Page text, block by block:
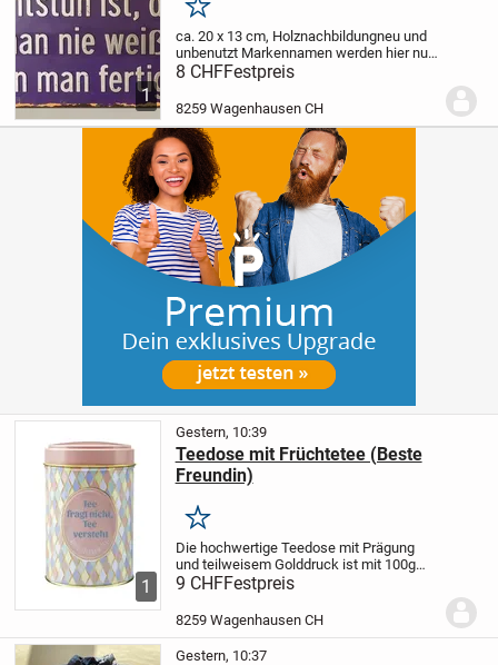
1
Merken
ca. 20 x 13 cm, Holznachbildungneu und
unbenutzt Markennamen werden hier nur
benutzt, um die Qualität der Ware
aufzuzeigen und stellen keine
Schutzrechtsverletzungen dar.
Artikel werden ohne...
8 CHFFestpreis
8259 Wagenhausen CH
1
Gestern, 10:39
Teedose mit Früchtetee (Beste
Freundin)
Merken
Die hochwertige Teedose mit Prägung
und teilweisem Golddruck ist mit 100g
Früchtetee gefüllt, der u.a. mit
Apfelstücken, Hibiskusblüten,
Hagebutten-, Orangen- und
Zitronenschalen aromatisiert ist....
9 CHFFestpreis
8259 Wagenhausen CH
Gestern, 10:37